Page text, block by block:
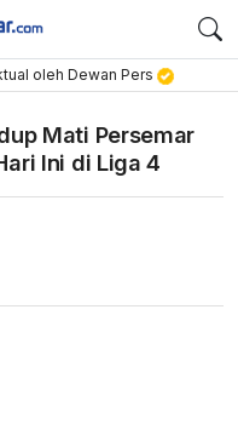
oleh Dewan Pers
Mati Persemar
Ini di Liga 4